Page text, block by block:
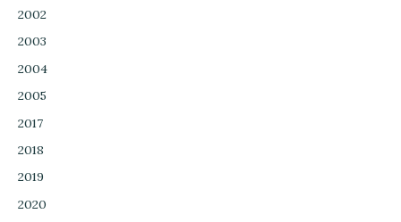
2002
2003
2004
2005
2017
2018
2019
2020